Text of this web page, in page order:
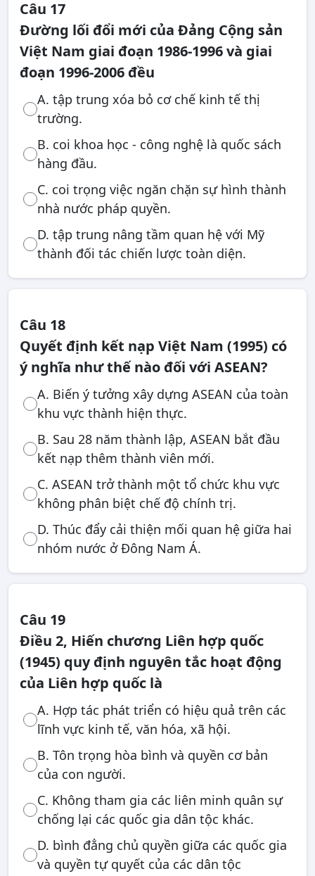
Câu 17
Đường lối đổi mới của Đảng Cộng sản
Việt Nam giai đoạn 1986-1996 và giai
đoạn 1996-2006 đều
A. tập trung xóa bỏ cơ chế kinh tế thị
trường.
B. coi khoa học - công nghệ là quốc sách
hàng đầu.
C. coi trọng việc ngăn chặn sự hình thành
nhà nước pháp quyền.
D. tập trung nâng tầm quan hệ với Mỹ
thành đối tác chiến lược toàn diện.
Câu 18
Quyết định kết nạp Việt Nam (1995) có
ý nghĩa như thế nào đối với ASEAN?
A. Biến ý tưởng xây dựng ASEAN của toàn
khu vực thành hiện thực.
B. Sau 28 năm thành lập, ASEAN bắt đầu
kết nạp thêm thành viên mới.
C. ASEAN trở thành một tổ chức khu vực
không phân biệt chế độ chính trị.
D. Thúc đẩy cải thiện mối quan hệ giữa hai
nhóm nước ở Đông Nam Á.
Câu 19
Điều 2, Hiến chương Liên hợp quốc
(1945) quy định nguyên tắc hoạt động
của Liên hợp quốc là
A. Hợp tác phát triển có hiệu quả trên các
lĩnh vực kinh tế, văn hóa, xã hội.
B. Tôn trọng hòa bình và quyền cơ bản
của con người.
C. Không tham gia các liên minh quân sự
chống lại các quốc gia dân tộc khác.
D. bình đẳng chủ quyền giữa các quốc gia
và quyền tự quyết của các dân tộc